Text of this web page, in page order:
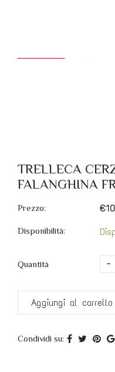
TRELLECA
FALANGHINA
Prezzo:
Disponibilità:
Quantità -
Aggiungi al carrello
Condividi su: